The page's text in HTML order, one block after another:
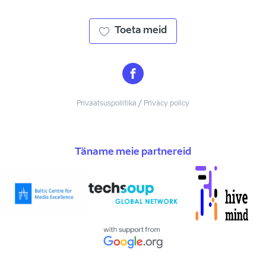
Toeta meid
Privaatsuspoliitika / Privacy policy
Täname meie partnereid